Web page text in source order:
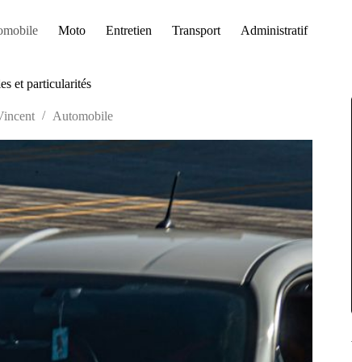
Moto Entretien Transport Administratif
et particularités
Automobile